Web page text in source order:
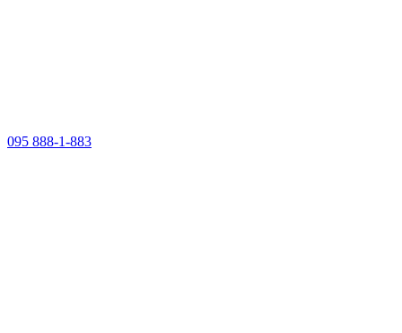
095 888-1-883